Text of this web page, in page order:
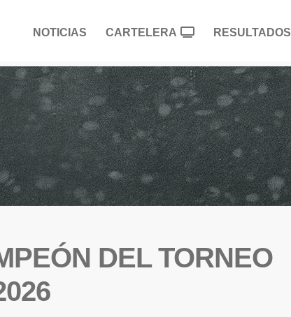
NOTICIAS CARTELERA RESULTADOS
DEL TORNEO